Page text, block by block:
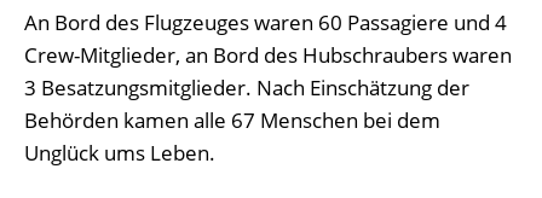
An Bord des Flugzeuges waren 60 Passagiere und 4
Crew-Mitglieder, an Bord des Hubschraubers waren
3 Besatzungsmitglieder. Nach Einschätzung der
Behörden kamen alle 67 Menschen bei dem
Unglück ums Leben.